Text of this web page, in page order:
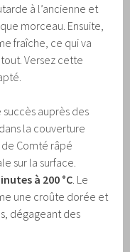
à l’ancienne et
morceau. Ensuite,
fraîche, ce qui va
Versez cette
auprès des
la couverture
Comté râpé
sur la surface.
à 200 °C . Le
une croûte dorée et
dégageant des